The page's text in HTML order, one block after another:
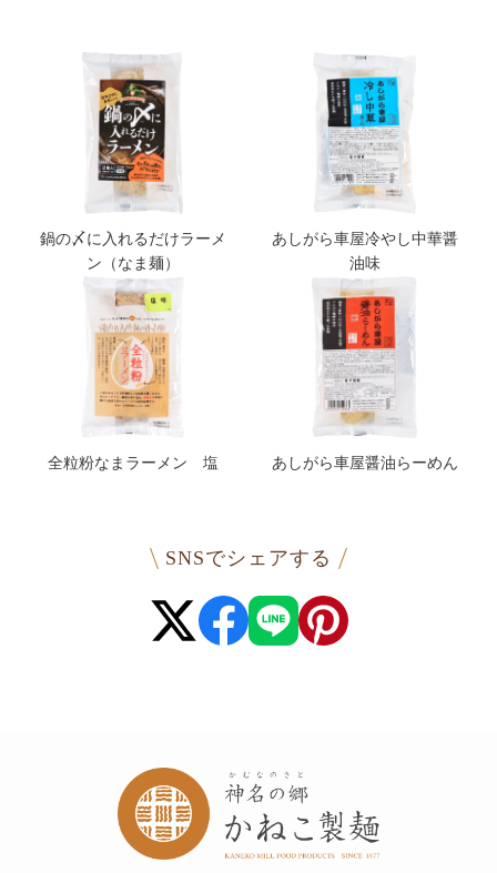
鍋の〆に入れるだけラーメ
ン（なま麺）
あしがら車屋冷やし中華醤
油味
全粒粉なまラーメン 塩 あしがら車屋醤油らーめん
SNSでシェアする